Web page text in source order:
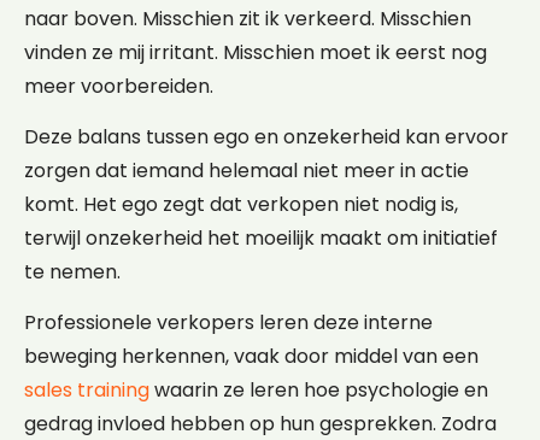
naar boven. Misschien zit ik verkeerd. Misschien
vinden ze mij irritant. Misschien moet ik eerst nog
meer voorbereiden.
Deze balans tussen ego en onzekerheid kan ervoor
zorgen dat iemand helemaal niet meer in actie
komt. Het ego zegt dat verkopen niet nodig is,
terwijl onzekerheid het moeilijk maakt om initiatief
te nemen.
Professionele verkopers leren deze interne
beweging herkennen, vaak door middel van een
sales trainingwaarin ze leren hoe psychologie en
gedrag invloed hebben op hun gesprekken. Zodra